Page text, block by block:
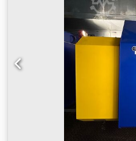
verwarmingssystemen,
de industrie. De robuuste
motor garanderen hoge
levensduur van het
pomp • Fabrikant: KSB
ETABLOC GN 65-125/552 •
Opvoerhoogte: 11 – 19,2 m
Fabrikant: Siemens • Type:
kW • Voeding: 400 / 690 V •
Behuizing: B35 De pomp is
– klaar voor installatie in uw